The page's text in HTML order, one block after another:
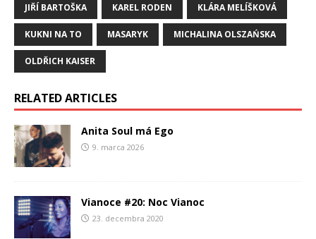
JIŘÍ BARTOŠKA KAREL RODEN KLÁRA MELÍŠKOVÁ
KUKNI NA TO MASARYK MICHALINA OLSZAŃSKA
OLDŘICH KAISER
RELATED ARTICLES
Anita Soul má Ego
9. marca 2026
Vianoce #20: Noc Vianoc
23. decembra 2020